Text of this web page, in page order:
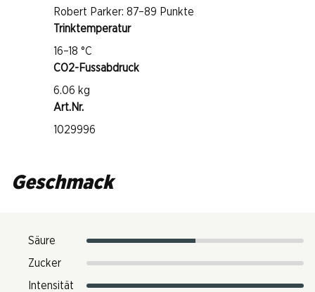
Robert Parker: 87–89 Punkte
Trinktemperatur
16–18 °C
CO2-Fussabdruck
6.06 kg
Art.Nr.
1029996
Geschmack
Säure
Zucker
Intensität